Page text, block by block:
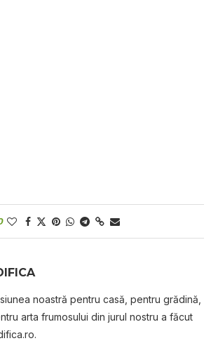
noastră pentru casă, pentru grădină,
arta frumosului din jurul nostru a făcut